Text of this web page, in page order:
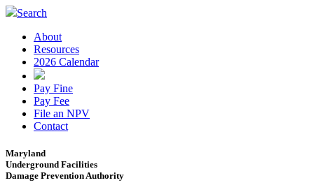
Search
About
Resources
2026 Calendar
Pay Fine
Pay Fee
File an NPV
Contact
Maryland
Underground Facilities
Damage Prevention Authority